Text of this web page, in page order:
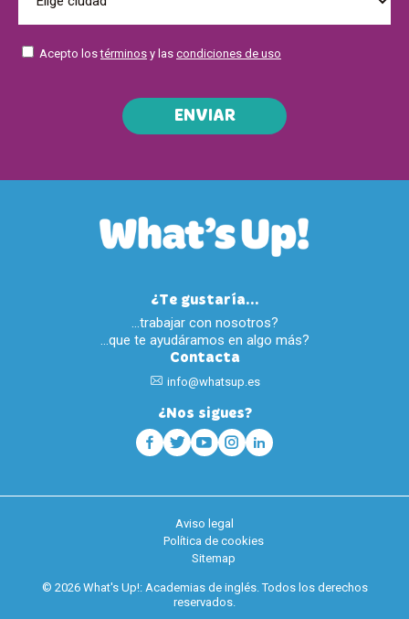
Acepto lostérminos y las condiciones de uso
ENVIAR
¿Te gustaría...
…trabajar con nosotros?
…que te ayudáramos en algo más?
Contacta
info@whatsup.es
¿Nos sigues?
Aviso legal
Política de cookies
Sitemap
© 2026 What's Up!: Academias de inglés. Todos los derechos
reservados.